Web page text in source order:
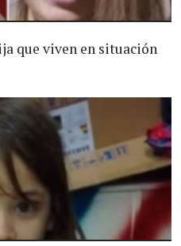
que viven en situación